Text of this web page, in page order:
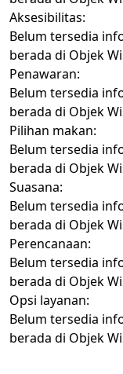
Aksesibilitas:
Belum tersedia
berada di Objek
Penawaran:
Belum tersedia
berada di Objek
Pilihan makan:
Belum tersedia
berada di Objek
Suasana:
Belum tersedia
berada di Objek
Perencanaan:
Belum tersedia
berada di Objek
Opsi layanan:
Belum tersedia
berada di Objek